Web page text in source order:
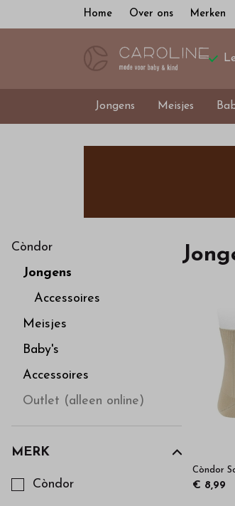
Home Over ons Merken
Jongens Meisjes
Shop
exclusieve
van
de
beste
merken
Còndor
Jongens
Accessoires
Meisjes
Baby's
Accessoires
Outlet (alleen online)
MERK
Kies een Merk om op te filteren
Còndor
Còndor
€ 8,99